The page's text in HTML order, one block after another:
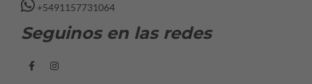
+5491157731064
Seguinos en las redes